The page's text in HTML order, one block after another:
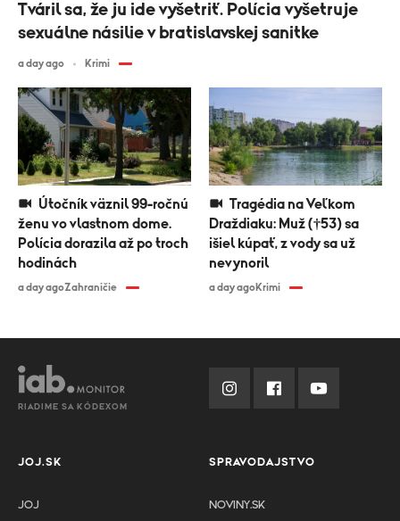
ženu vo vlastnom dome.
Polícia dorazila až po troch
hodinách
a day agoZahraničie
Draždiaku: Muž (†53) sa
išiel kúpať, z vody sa už
nevynoril
a day agoKrimi
Tváril sa, že ju ide vyšetriť. Polícia vyšetruje
sexuálne násilie v bratislavskej sanitke
a day ago Krimi
RIADIME SA KÓDEXOM
JOJ.SK
JOJ
SPRAVODAJSTVO
NOVINY.SK